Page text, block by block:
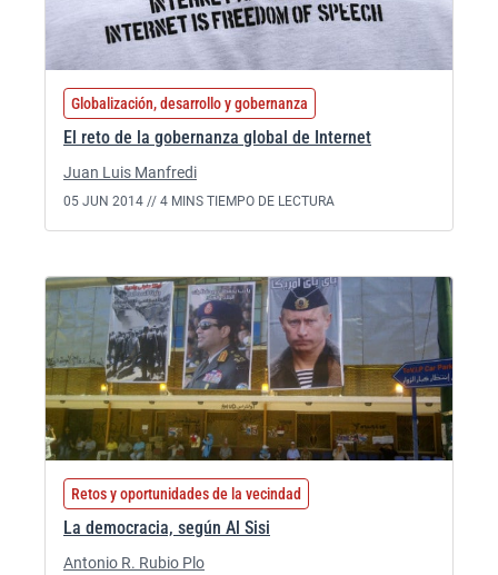
Globalización, desarrollo y gobernanza
El reto de la gobernanza global de Internet
Juan Luis Manfredi
05 JUN 2014 // 4 MINS TIEMPO DE LECTURA
Retos y oportunidades de la vecindad
La democracia, según Al Sisi
Antonio R. Rubio Plo